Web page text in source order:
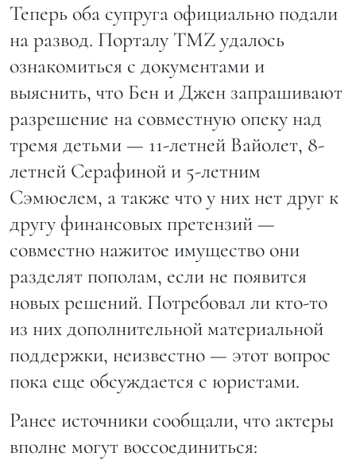
Теперь оба супруга официально подали
на развод. Порталу TMZ удалось
ознакомиться с документами и
выяснить, что Бен и Джен запрашивают
разрешение на совместную опеку над
тремя детьми — 11-летней Вайолет, 8-
летней Серафиной и 5-летним
Сэмюелем, а также что у них нет друг к
другу финансовых претензий —
совместно нажитое имущество они
разделят пополам, если не появится
новых решений. Потребовал ли кто-то
из них дополнительной материальной
поддержки, неизвестно — этот вопрос
пока еще обсуждается с юристами.
Ранее источники сообщали, что актеры
вполне могут воссоединиться: